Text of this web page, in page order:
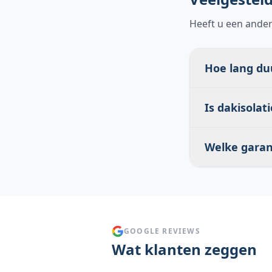
Heeft u een
Hoe lang
afhankelijk
Is
Welke
GOOGLE REVIEWS
Wat klanten zeggen